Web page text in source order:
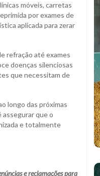
móveis, carretas
por exames de
aplicada para zerar
refração até exames
doenças silenciosas
que necessitam de
longo das próximas
assegurar que o
e totalmente
e reclamações para